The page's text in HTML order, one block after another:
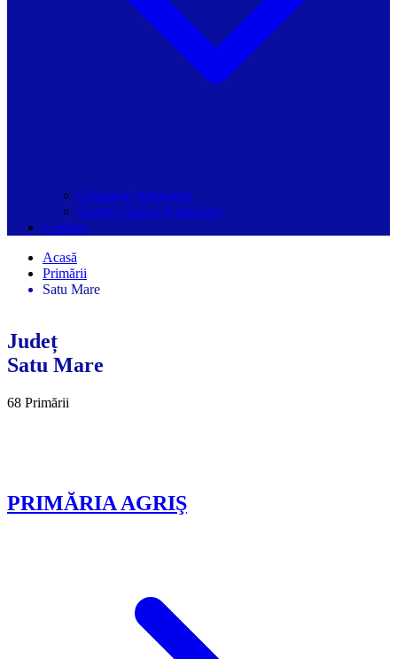
Grupurile Whatsapp
Spațiul Ghidul Primăriilor
Contact
Acasă
Primării
Satu Mare
Județ
Satu Mare
68 Primării
PRIMĂRIA AGRIŞ